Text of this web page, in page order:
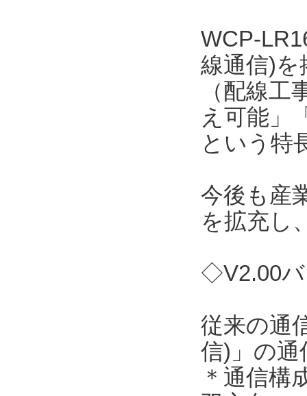
WCP-
線通信)を
（配線
え可能」
という特
今後も産
を拡充し
◇V2.00バ
従来の通
信)」の通
＊通信構